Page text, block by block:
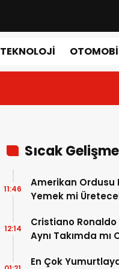
TEKNOLOJI
Sıcak
Amerikan Ordusu
Yemek mi
11:46
Cristiano
Aynı Takımda mı
Dönemimi
12:14
En Çok